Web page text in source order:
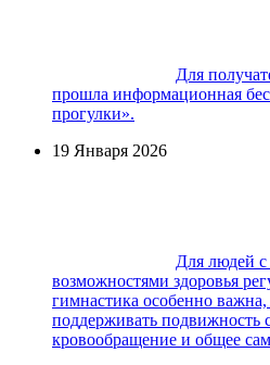
Для
прошла информационная
прогулки».
19 Января 2026
Для людей
возможностями здоровья
гимнастика особенно важна,
поддерживать подвижность
кровообращение и общее